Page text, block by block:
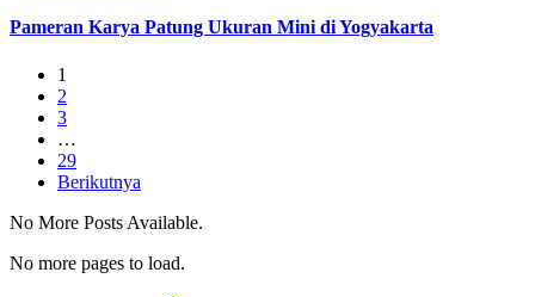
Pameran Karya Patung Ukuran Mini di Yogyakarta
1
2
3
…
29
Berikutnya
No More Posts Available.
No more pages to load.